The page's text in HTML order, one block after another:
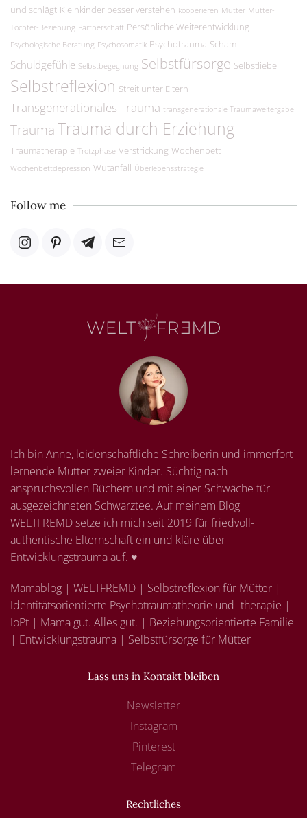
und schlägt Kleinkinder besser verstehen kooperieren Mutter Mutter-
Tochter-Beziehung Partnerschaft Persönliche Weiterentwicklung
Psychologische Beratung Psychosomatik Psychotrauma Scham
Schuldgefühle Selbstbegegnung Selbstfürsorge Selbstliebe
Selbstreflexion Streit unter Eltern
Transgenerationales Trauma transgenerationale Traumaweitergabe
TraumaTrauma durch Erziehung
Traumatherapie Trotzphase Verstrickung Wochenbett
Wochenbettdepression Wutanfall Überlebensstrategie
Follow me
Ich bin Anne, leidenschaftliche Schreiberin und immerfort
lernende Mutter zweier Kinder. Süchtig nach
anspruchsvollen Büchern und mit einer Schwäche für
ausgezeichneten Schwarztee. Auf meinem Blog
WELTFREMD setze ich mich seit 2019 für friedvoll-
authentische Elternschaft ein und kläre über
Entwicklungstrauma auf. ♥
Mamablog | WELTFREMD | Selbstreflexion für Mütter |
Identitätsorientierte Psychotraumatheorie und -therapie |
IoPt | Mama gut. Alles gut. | Beziehungsorientierte Familie
| Entwicklungstrauma | Selbstfürsorge für Mütter
Lass uns in Kontakt bleiben
Newsletter
Instagram
Pinterest
Telegram
Rechtliches